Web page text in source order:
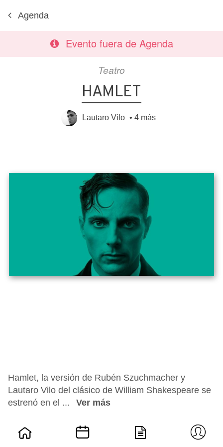
Agenda
Evento fuera de Agenda
Teatro
HAMLET
Lautaro Vilo • 4 más
Hamlet, la versión de Rubén Szuchmacher y
Lautaro Vilo del clásico de William Shakespeare se
estrenó en el ...
Ver más